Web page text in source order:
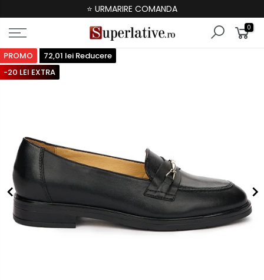
⭐ URMARIRE COMANDA
0
PROMO
72,01 lei Reducere
-20 LEI EXTRA